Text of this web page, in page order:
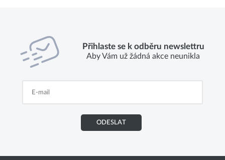
Přihlaste se k odběru newslettru
Aby Vám už žádná akce neunikla
ODESLAT